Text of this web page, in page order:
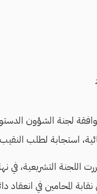
لطلب النقيب عبد الحليم
اللجنة التشريعية،
المحامين في